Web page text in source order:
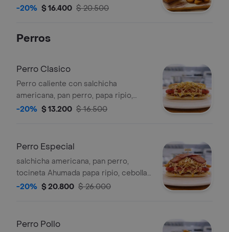
papas a la francesa.
-20% $ 16.400 $ 20.500
Perros
Perro Clasico
Perro caliente con salchicha
americana, pan perro, papa ripio,
cebolla caramelizada, queso y salsa
-20% $ 13.200 $ 16.500
Perro Especial
salchicha americana, pan perro,
tocineta Ahumada papa ripio, cebolla
caramelizada, queso y salsa de la
-20% $ 20.800 $ 26.000
Perro Pollo